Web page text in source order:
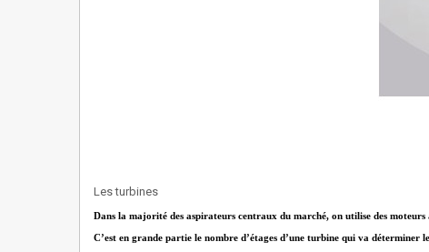
Les turbines
Dans la majorité des aspirateurs centraux du marché, on utilise des moteurs
C’est en grande partie le nombre d’étages d’une turbine qui va déterminer